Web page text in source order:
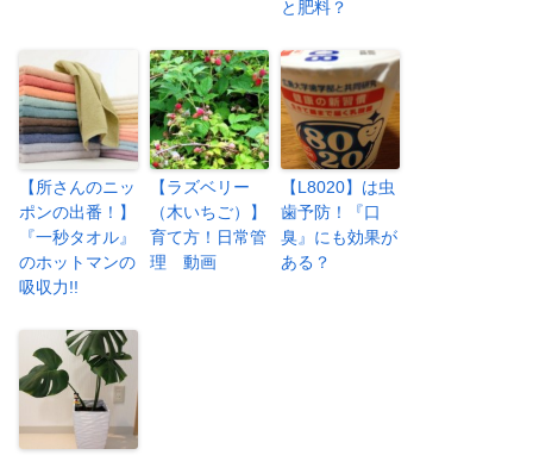
と肥料？
【所さんのニッ
ポンの出番！】
『一秒タオル』
のホットマンの
吸収力!!
【ラズベリー
（木いちご）】
育て方！日常管
理 動画
【L8020】は虫
歯予防！『口
臭』にも効果が
ある？